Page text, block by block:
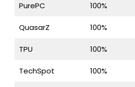
PurePC 100%
QuasarZ 100%
TPU 100%
TechSpot 100%